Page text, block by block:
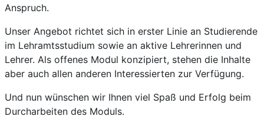
Anspruch.
Unser Angebot richtet sich in erster Linie an Studierende
im Lehramtsstudium sowie an aktive Lehrerinnen und
Lehrer. Als offenes Modul konzipiert, stehen die Inhalte
aber auch allen anderen Interessierten zur Verfügung.
Und nun wünschen wir Ihnen viel Spaß und Erfolg beim
Durcharbeiten des Moduls.